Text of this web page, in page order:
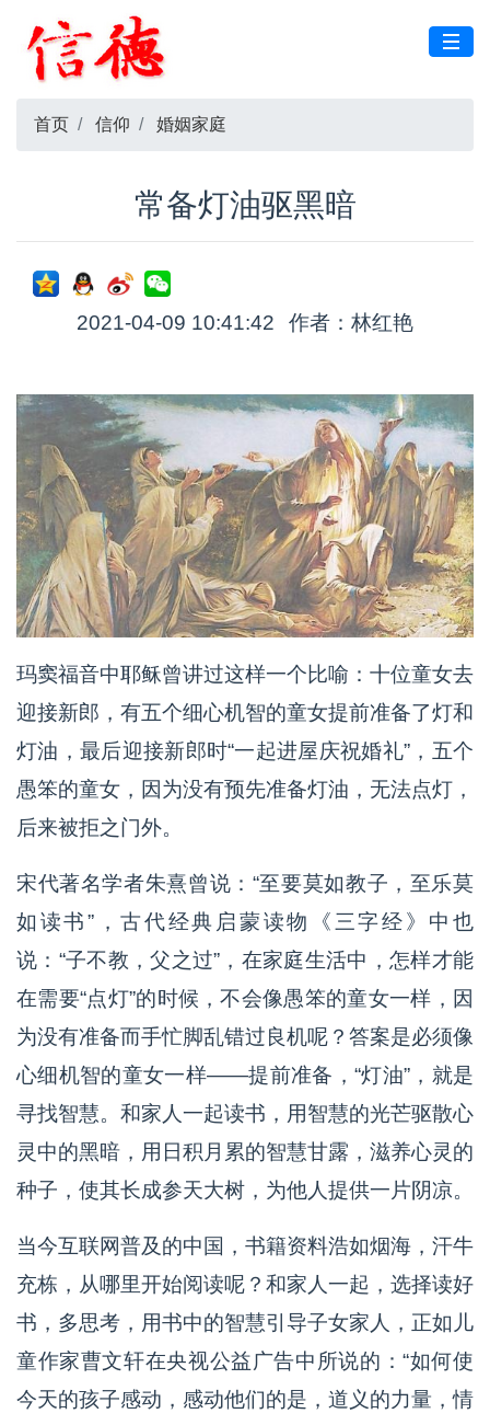
首页 信仰 婚姻家庭
常备灯油驱黑暗
2021-04-09 10:41:42 作者：林红艳
玛窦福音中耶稣曾讲过这样一个比喻：十位童女去
迎接新郎，有五个细心机智的童女提前准备了灯和
灯油，最后迎接新郎时“一起进屋庆祝婚礼”，五个
愚笨的童女，因为没有预先准备灯油，无法点灯，
后来被拒之门外。
宋代著名学者朱熹曾说：“至要莫如教子，至乐莫
如读书”，古代经典启蒙读物《三字经》中也
说：“子不教，父之过”，在家庭生活中，怎样才能
在需要“点灯”的时候，不会像愚笨的童女一样，因
为没有准备而手忙脚乱错过良机呢？答案是必须像
心细机智的童女一样——提前准备，“灯油”，就是
寻找智慧。和家人一起读书，用智慧的光芒驱散心
灵中的黑暗，用日积月累的智慧甘露，滋养心灵的
种子，使其长成参天大树，为他人提供一片阴凉。
当今互联网普及的中国，书籍资料浩如烟海，汗牛
充栋，从哪里开始阅读呢？和家人一起，选择读好
书，多思考，用书中的智慧引导子女家人，正如儿
童作家曹文轩在央视公益广告中所说的：“如何使
今天的孩子感动，感动他们的是，道义的力量，情